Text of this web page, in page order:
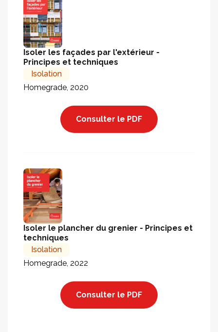
Isoler les façades par l'extérieur -
Principes et techniques
Isolation
Homegrade, 2020
Consulter le PDF
Isoler le plancher du grenier - Principes et
techniques
Isolation
Homegrade, 2022
Consulter le PDF